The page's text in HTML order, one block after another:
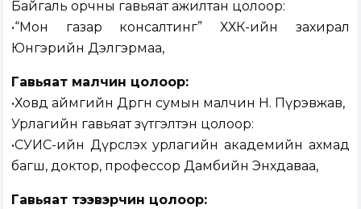
Байгаль орчны гавьяат ажилтан цолоор:
•“Мон газар консалтинг” ХХК-ийн захирал
Юнгэрийн Дэлгэрмаа,
Гавьяат малчин цолоор:
•Ховд аймгийн Дөргөн сумын малчин Н. Пүрэвжав,
Урлагийн гавьяат зүтгэлтэн цолоор:
•СУИС-ийн Дүрслэх урлагийн академийн ахмад
багш, доктор, профессор Дамбийн Энхдаваа,
Гавьяат тээвэрчин цолоор: